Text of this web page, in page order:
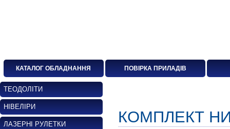
КАТАЛОГ ОБЛАДНАННЯ ПОВІРКА ПРИЛАДІВ
КОМПЛЕКТ
ТЕОДОЛІТИ
НІВЕЛІРИ
ЛАЗЕРНІ РУЛЕТКИ